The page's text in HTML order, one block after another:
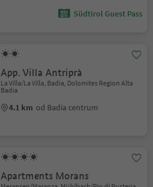
Südtirol Guest Pass
App. Villa Antriprà
La Villa/La Villa, Badia, Dolomites Region Alta
Badia
4.1 km od Badia centrum
Apartments Morans